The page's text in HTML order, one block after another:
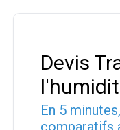
Devis
En 5
comparatifs